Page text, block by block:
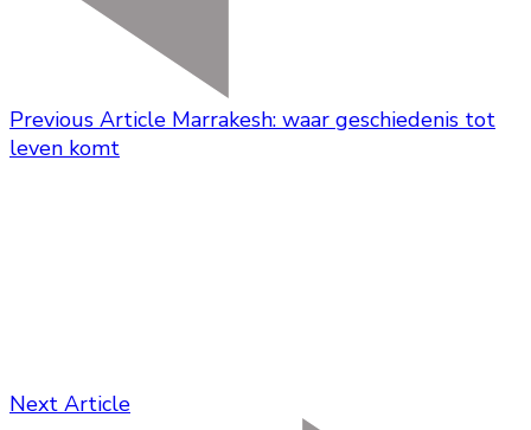
Previous Article Marrakesh: waar geschiedenis tot
leven komt
Next Article